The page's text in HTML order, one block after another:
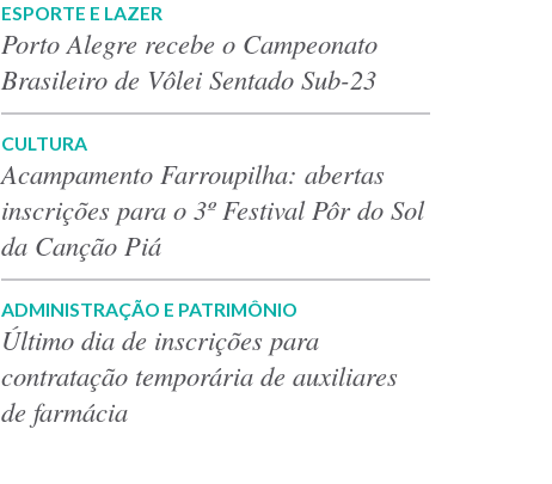
ESPORTE E LAZER
Porto Alegre recebe o Campeonato
Brasileiro de Vôlei Sentado Sub-23
CULTURA
Acampamento Farroupilha: abertas
inscrições para o 3º Festival Pôr do Sol
da Canção Piá
ADMINISTRAÇÃO E PATRIMÔNIO
Último dia de inscrições para
contratação temporária de auxiliares
de farmácia